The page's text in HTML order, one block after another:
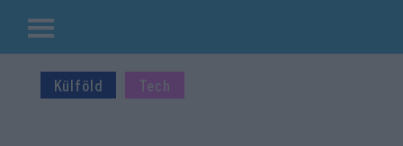
Kilépés
tartalomba
Külföld Tech